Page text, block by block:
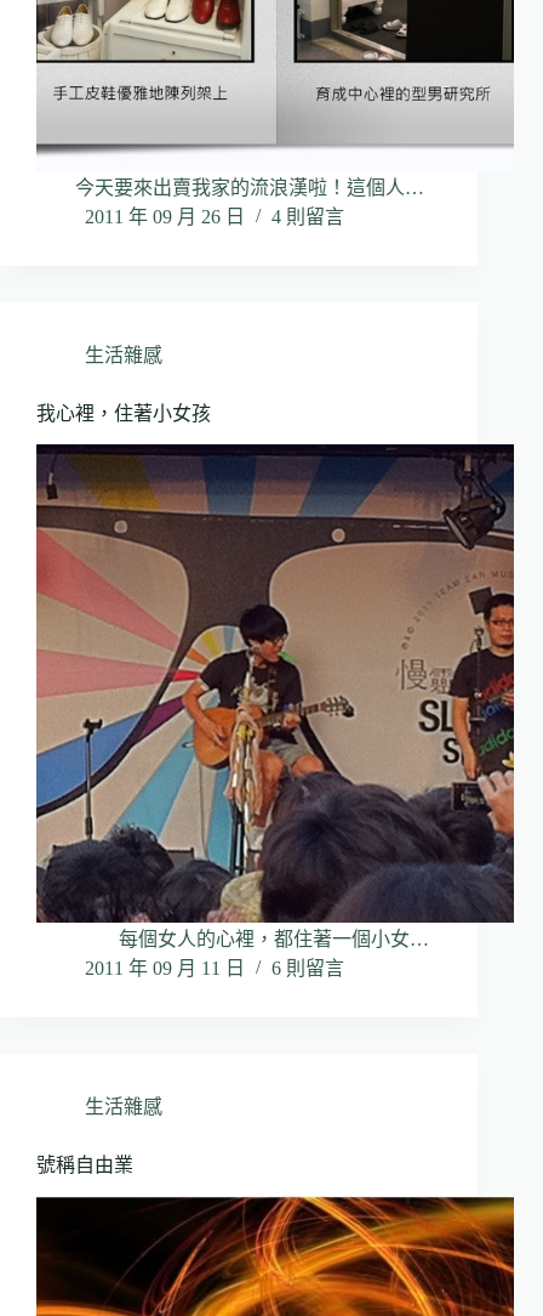
今天要來出賣我家的流浪漢啦！這個人…
2011 年 09 月 26 日
4 則留言
生活雜感
我心裡，住著小女孩
每個女人的心裡，都住著一個小女…
2011 年 09 月 11 日
6 則留言
生活雜感
號稱自由業